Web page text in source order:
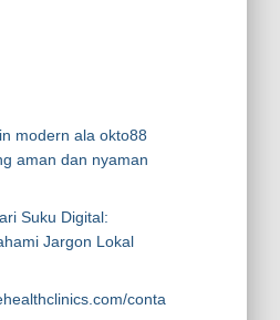
modern ala okto88
aman dan nyaman
Suku Digital:
Jargon Lokal
conta